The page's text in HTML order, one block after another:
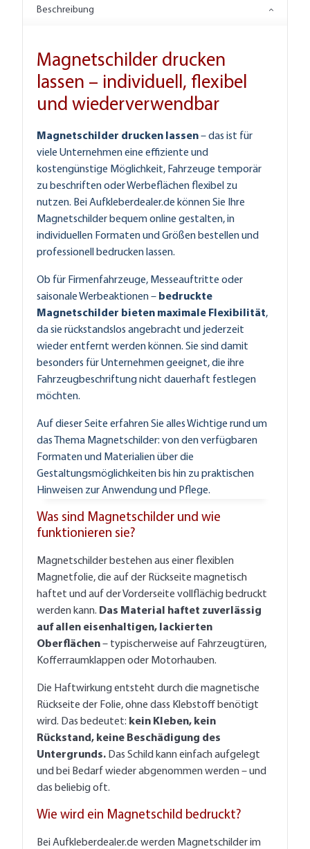
Beschreibung
Magnetschilder drucken
lassen – individuell, flexibel
und wiederverwendbar
Magnetschilder drucken lassen– das ist für
viele Unternehmen eine effiziente und
kostengünstige Möglichkeit, Fahrzeuge temporär
zu beschriften oder Werbeflächen flexibel zu
nutzen. Bei Aufkleberdealer.de können Sie Ihre
Magnetschilder bequem online gestalten, in
individuellen Formaten und Größen bestellen und
professionell bedrucken lassen.
Ob für Firmenfahrzeuge, Messeauftritte oder
saisonale Werbeaktionen – bedruckte
Magnetschilder bieten maximale Flexibilität,
da sie rückstandslos angebracht und jederzeit
wieder entfernt werden können. Sie sind damit
besonders für Unternehmen geeignet, die ihre
Fahrzeugbeschriftung nicht dauerhaft festlegen
möchten.
Auf dieser Seite erfahren Sie alles Wichtige rund um
das Thema Magnetschilder: von den verfügbaren
Formaten und Materialien über die
Gestaltungsmöglichkeiten bis hin zu praktischen
Hinweisen zur Anwendung und Pflege.
Was sind Magnetschilder und wie
funktionieren sie?
Magnetschilder bestehen aus einer flexiblen
Magnetfolie, die auf der Rückseite magnetisch
haftet und auf der Vorderseite vollflächig bedruckt
werden kann. Das Material haftet zuverlässig
auf allen eisenhaltigen, lackierten
Oberflächen– typischerweise auf Fahrzeugtüren,
Kofferraumklappen oder Motorhauben.
Die Haftwirkung entsteht durch die magnetische
Rückseite der Folie, ohne dass Klebstoff benötigt
wird. Das bedeutet: kein Kleben, kein
Rückstand, keine Beschädigung des
Untergrunds. Das Schild kann einfach aufgelegt
und bei Bedarf wieder abgenommen werden – und
das beliebig oft.
Wie wird ein Magnetschild bedruckt?
Bei Aufkleberdealer.de werden Magnetschilder im